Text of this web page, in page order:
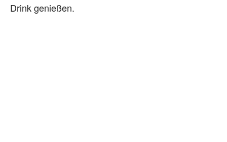
Drink genießen.